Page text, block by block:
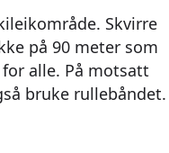
Skvirre
på 90 meter som
alle. På motsatt
bruke rullebåndet.